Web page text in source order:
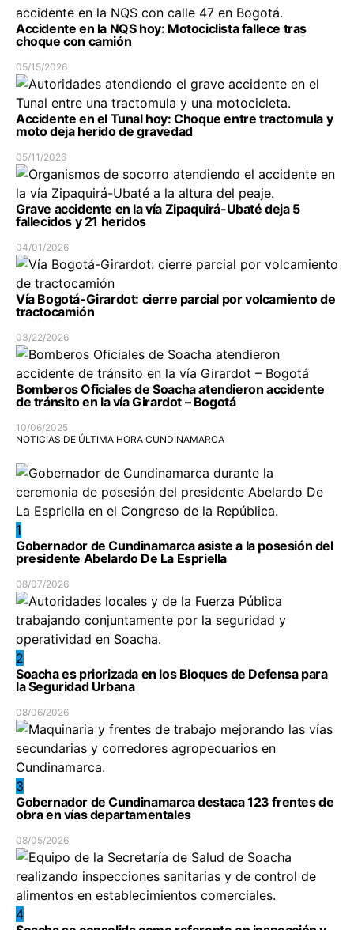
Accidente en la NQS hoy: Motociclista fallece tras
choque con camión
05/15/2026
Accidente en el Tunal hoy: Choque entre tractomula y
moto deja herido de gravedad
05/11/2026
Grave accidente en la vía Zipaquirá-Ubaté deja 5
fallecidos y 21 heridos
04/01/2026
Vía Bogotá-Girardot: cierre parcial por volcamiento de
tractocamión
03/22/2026
Bomberos Oficiales de Soacha atendieron accidente
de tránsito en la vía Girardot – Bogotá
10/06/2025
NOTICIAS DE ÚLTIMA HORA CUNDINAMARCA
1
Gobernador de Cundinamarca asiste a la posesión del
presidente Abelardo De La Espriella
08/07/2026
2
Soacha es priorizada en los Bloques de Defensa para
la Seguridad Urbana
08/06/2026
3
Gobernador de Cundinamarca destaca 123 frentes de
obra en vías departamentales
08/05/2026
4